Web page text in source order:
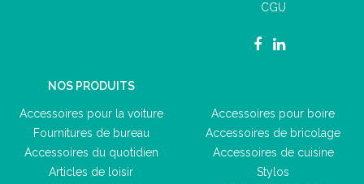
CGU
NOS PRODUITS
Accessoires pour la voiture
Fournitures de bureau
Accessoires du quotidien
Articles de loisir
Accessoires pour boire
Accessoires de bricolage
Accessoires de cuisine
Stylos